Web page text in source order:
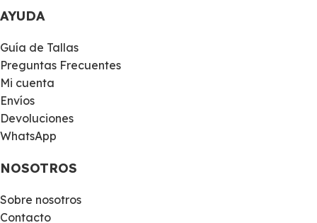
AYUDA
Guía de Tallas
Preguntas Frecuentes
Mi cuenta
Envíos
Devoluciones
WhatsApp
NOSOTROS
Sobre nosotros
Contacto